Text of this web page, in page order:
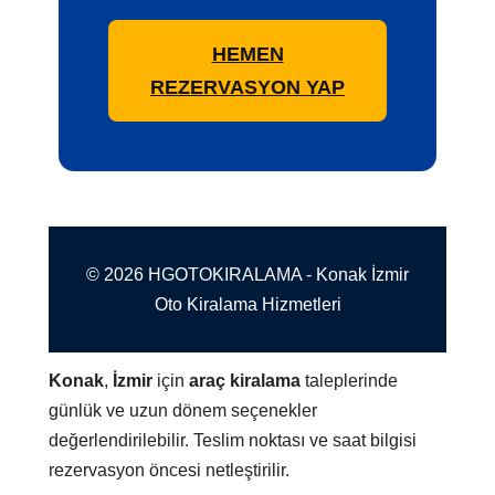
HEMEN
REZERVASYON YAP
© 2026 HGOTOKIRALAMA - Konak İzmir
Oto Kiralama Hizmetleri
Konak, İzmir içinaraç kiralama taleplerinde
günlük ve uzun dönem seçenekler
değerlendirilebilir. Teslim noktası ve saat bilgisi
rezervasyon öncesi netleştirilir.